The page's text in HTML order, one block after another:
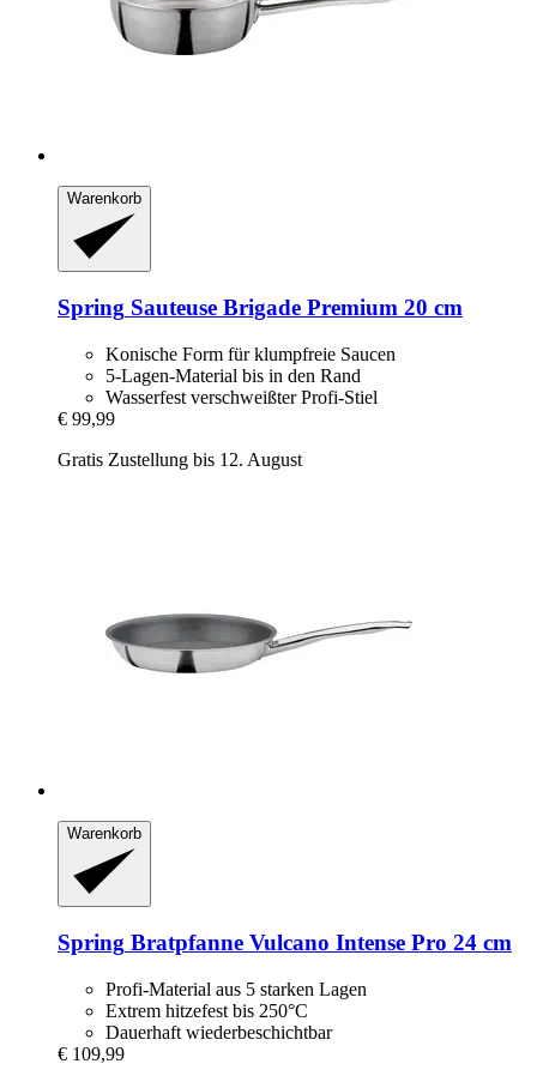
Warenkorb
Spring Sauteuse Brigade Premium 20 cm
Konische Form für klumpfreie Saucen
5-Lagen-Material bis in den Rand
Wasserfest verschweißter Profi-Stiel
€ 99,99
Gratis Zustellung bis 12. August
Warenkorb
Spring Bratpfanne Vulcano Intense Pro 24 cm
Profi-Material aus 5 starken Lagen
Extrem hitzefest bis 250°C
Dauerhaft wiederbeschichtbar
€ 109,99